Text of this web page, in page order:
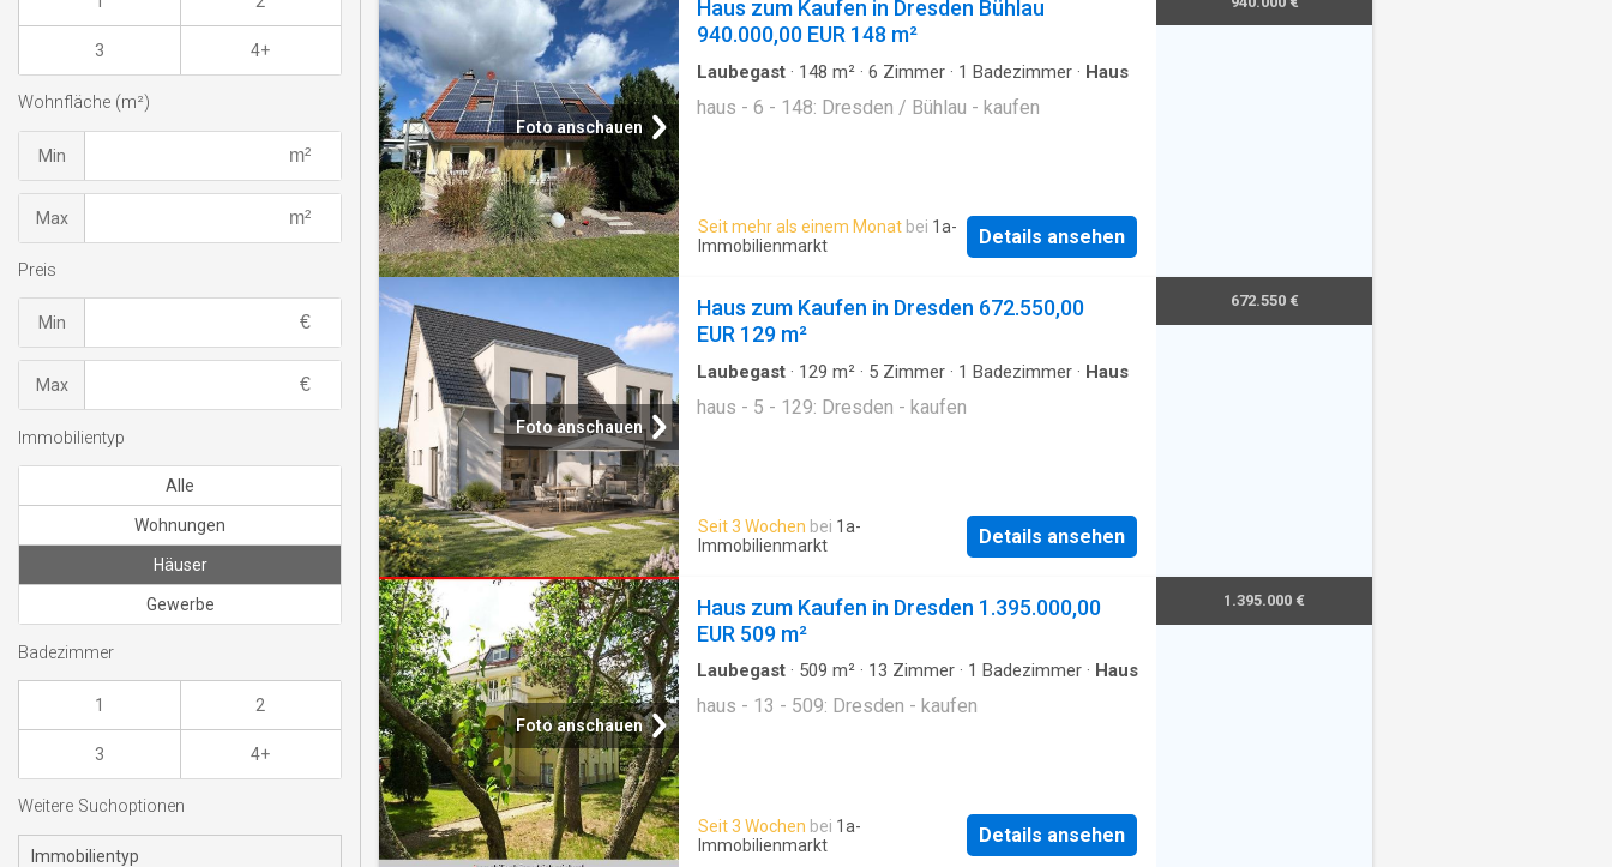
Foto anschauen
Haus zum Kaufen in Dresden Bühlau
940.000,00 EUR 148 m²
Laubegast · 148 m² · 6 Zimmer · 1 Badezimmer · Haus
haus - 6 - 148: Dresden / Bühlau - kaufen
Seit mehr als einem Monat bei 1a-
Immobilienmarkt
Details ansehen
Foto anschauen
Haus zum Kaufen in Dresden 672.550,00
EUR 129 m²
Laubegast · 129 m² · 5 Zimmer · 1 Badezimmer · Haus
haus - 5 - 129: Dresden - kaufen
Seit 3 Wochen bei 1a-
Immobilienmarkt
Details ansehen
672.550 €
Foto anschauen
Haus zum Kaufen in Dresden 1.395.000,00
EUR 509 m²
Laubegast · 509 m² · 13 Zimmer · 1 Badezimmer · Haus
haus - 13 - 509: Dresden - kaufen
Seit 3 Wochen bei 1a-
Immobilienmarkt
Details ansehen
1.395.000 €
3 4+
Wohnfläche (m²)
Min
Max
Preis
Min
Max
Immobilientyp
Alle
Wohnungen
Häuser
Gewerbe
Badezimmer
1 2
3 4+
Weitere Suchoptionen
Immobilientyp